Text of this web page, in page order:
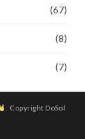
(67)
(8)
(7)
. Copyright DoSol